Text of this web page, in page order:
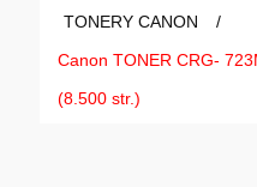
GAMING
TONERY CANON
/
Canon TONER CRG-
(8.500 str.)